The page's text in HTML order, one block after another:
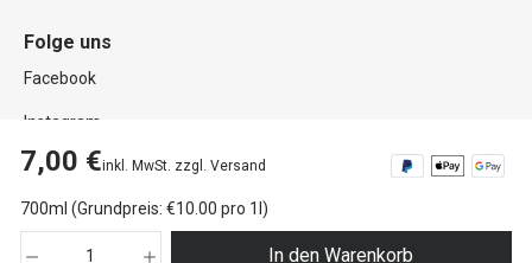
7,00 €inkl. MwSt. zzgl. Versand
700ml (Grundpreis: €10.00 pro 1l)
In den Warenkorb
Folge uns
Facebook
Instagram
Copyright © 2026 Mutterland GmbH. Alle Rechte vorbehalten.